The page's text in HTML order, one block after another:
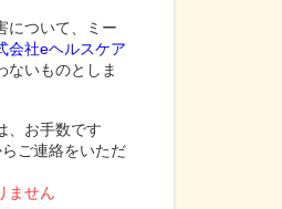
について、ミー
会社eヘルスケア
ないものとしま
、お手数です
ご連絡をいただ
ません